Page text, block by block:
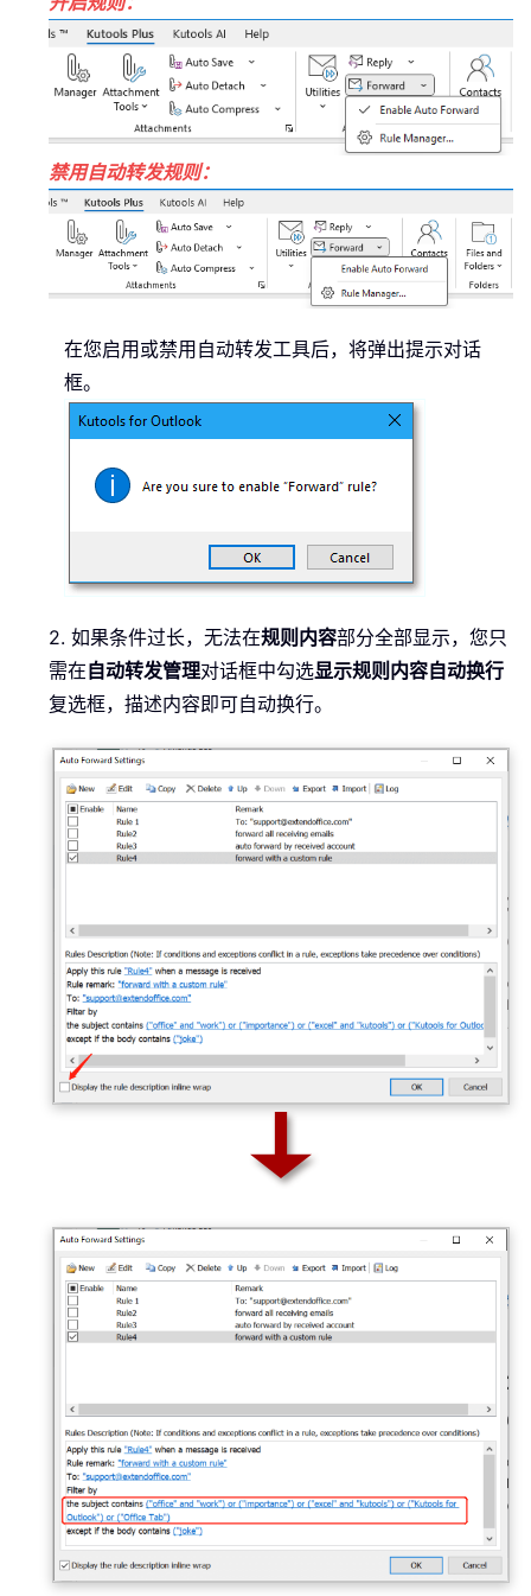
禁用自动转发规则：
在您启用或禁用自动转发工具后，将弹出提示对话
框。
2. 如果条件过长，无法在规则内容部分全部显示，您只
需在自动转发管理对话框中勾选显示规则内容自动换行
复选框，描述内容即可自动换行。